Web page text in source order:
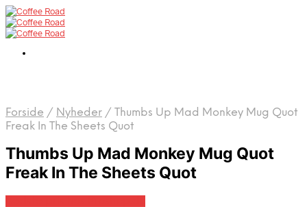
Forside / Nyheder / Thumbs Up Mad Monkey Mug Quot
Freak In The Sheets Quot
Thumbs Up Mad Monkey Mug Quot
Freak In The Sheets Quot